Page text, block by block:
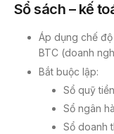
Sổ sách – kế
Áp dụng chế
BTC (doanh
Bắt buộc lập:
Sổ quỹ
Sổ ngân
Sổ doanh